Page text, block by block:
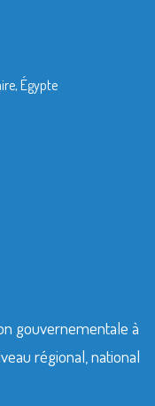
Égypte
gouvernementale à
régional, national